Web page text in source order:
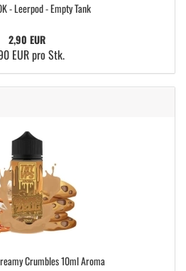
- Leerpod - Empty Tank
2,90 EUR
EUR pro Stk.
Crumbles 10ml Aroma